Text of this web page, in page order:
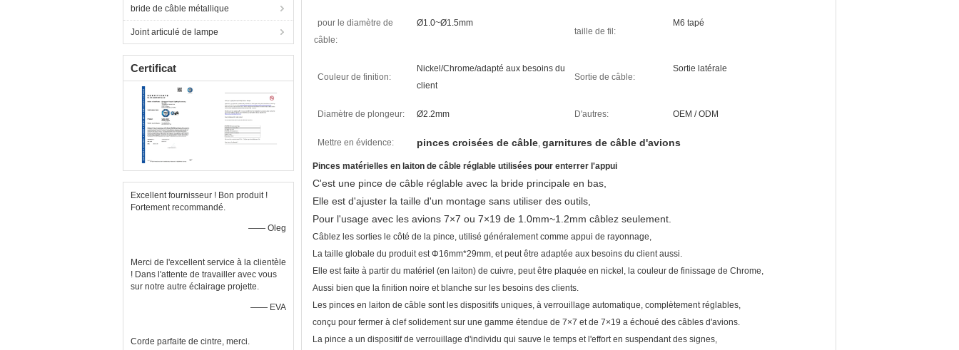
bride de câble métallique
Joint articulé de lampe
Certificat
Excellent fournisseur ! Bon produit !
Fortement recommandé.
—— Oleg
Merci de l'excellent service à la clientèle
! Dans l'attente de travailler avec vous
sur notre autre éclairage projette.
—— EVA
Corde parfaite de cintre, merci.
pour le diamètre de
câble:
Ø1.0~Ø1.5mm
taille de fil:
M6 tapé
Couleur de finition:
Nickel/Chrome/adapté aux besoins du
client
Sortie de câble:
Sortie latérale
Diamètre de plongeur: Ø2.2mm D'autres: OEM / ODM
Mettre en évidence: pinces croisées de câble, garnitures de câble d'avions
Pinces matérielles en laiton de câble réglable utilisées pour enterrer l'appui
C'est une pince de câble réglable avec la bride principale en bas,
Elle est d'ajuster la taille d'un montage sans utiliser des outils,
Pour l'usage avec les avions 7×7 ou 7×19 de 1.0mm~1.2mm câblez seulement.
Câblez les sorties le côté de la pince, utilisé généralement comme appui de rayonnage,
La taille globale du produit est Φ16mm*29mm, et peut être adaptée aux besoins du client aussi.
Elle est faite à partir du matériel (en laiton) de cuivre, peut être plaquée en nickel, la couleur de finissage de Chrome,
Aussi bien que la finition noire et blanche sur les besoins des clients.
Les pinces en laiton de câble sont les dispositifs uniques, à verrouillage automatique, complètement réglables,
conçu pour fermer à clef solidement sur une gamme étendue de 7×7 et de 7×19 a échoué des câbles d'avions.
La pince a un dispositif de verrouillage d'individu qui sauve le temps et l'effort en suspendant des signes,